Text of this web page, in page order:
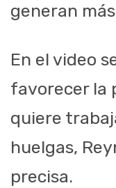
generan
En el video
favorecer la
quiere
huelgas,
precisa.